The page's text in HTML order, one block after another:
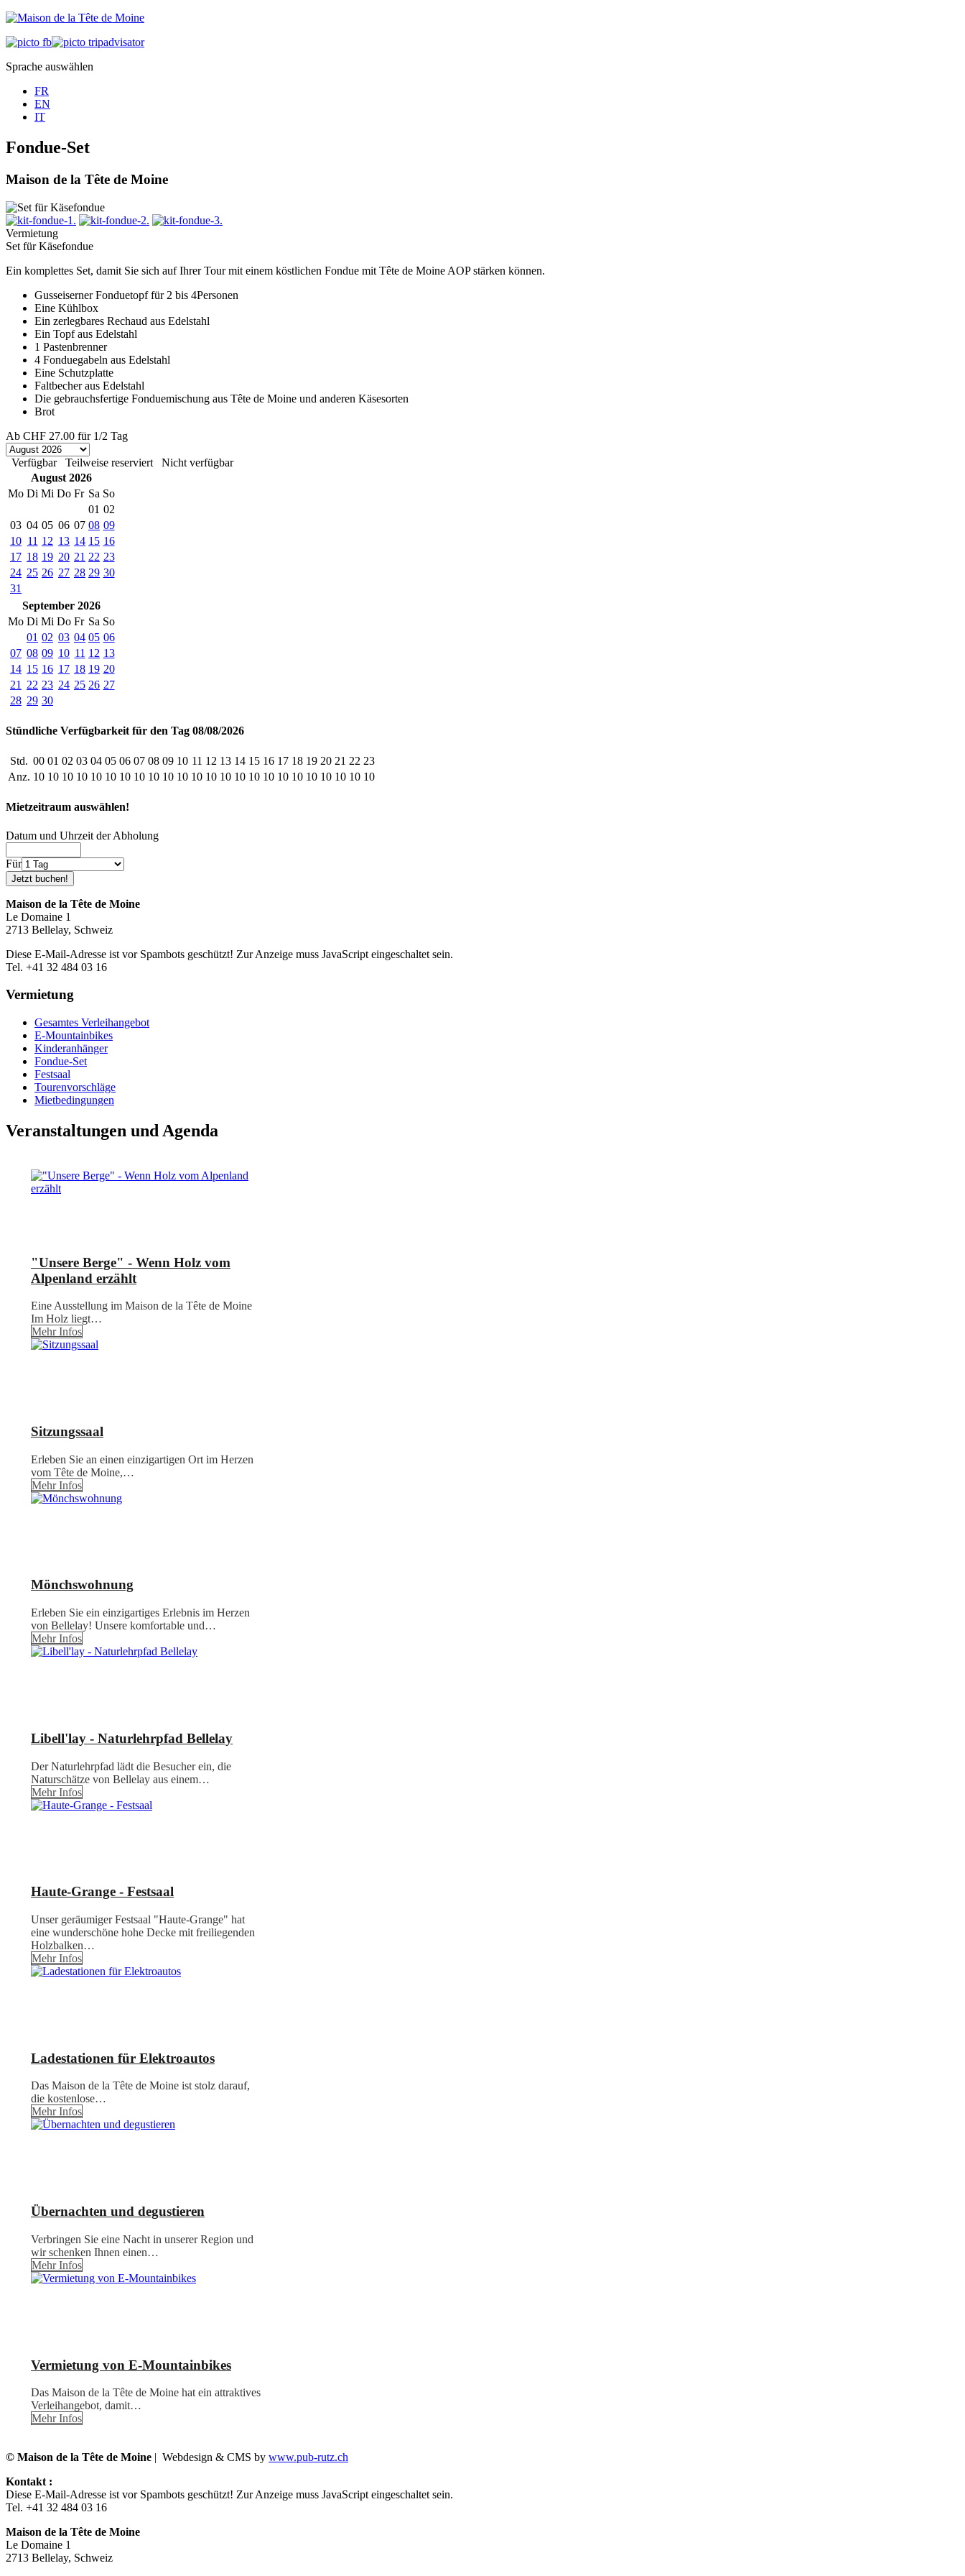
Sprache auswählen
FR
EN
IT
Fondue-Set
Maison de la Tête de Moine
Vermietung
Set für Käsefondue
Ein komplettes Set, damit Sie sich auf Ihrer Tour mit einem köstlichen Fondue mit Tête de Moine AOP stärken können.
Gusseiserner Fonduetopf für 2 bis 4Personen
Eine Kühlbox
Ein zerlegbares Rechaud aus Edelstahl
Ein Topf aus Edelstahl
1 Pastenbrenner
4 Fonduegabeln aus Edelstahl
Eine Schutzplatte
Faltbecher aus Edelstahl
Die gebrauchsfertige Fonduemischung aus Tête de Moine und anderen Käsesorten
Brot
Ab CHF 27.00 für 1/2 Tag
Verfügbar Teilweise reserviert
Nicht verfügbar
August 2026
Mo Di Mi Do Fr Sa So
01 02
03 04 05 06 07 08 09
10 11 12 13 14 15 16
17 18 19 20 21 22 23
24 25 26 27 28 29 30
31
September 2026
Mo Di Mi Do Fr Sa So
01 02 03 04 05 06
07 08 09 10 11 12 13
14 15 16 17 18 19 20
21
22 23 24 25 26 27
28 29 30
Stündliche Verfügbarkeit für den Tag 08/08/2026
Std. 00 01 02 03 04 05 06 07 08 09 10 11 12 13 14 15 16 17 18 19 20 21 22 23
Anz. 10 10 10 10 10 10 10 10 10 10 10 10 10 10 10 10 10 10 10 10 10 10 10 10
Mietzeitraum auswählen!
Datum und Uhrzeit der Abholung
Für
Maison de la Tête de Moine
Le Domaine 1
2713 Bellelay, Schweiz
Diese E-Mail-Adresse ist vor Spambots geschützt! Zur Anzeige muss JavaScript eingeschaltet sein.
Tel. +41 32 484 03 16
Vermietung
Gesamtes Verleihangebot
E-Mountainbikes
Kinderanhänger
Fondue-Set
Festsaal
Tourenvorschläge
Mietbedingungen
Veranstaltungen und Agenda
"Unsere Berge" - Wenn Holz vom
Alpenland erzählt
Eine Ausstellung im Maison de la Tête de Moine
Im Holz liegt…
Mehr Infos
Sitzungssaal
Erleben Sie an einen einzigartigen Ort im Herzen
vom Tête de Moine,…
Mehr Infos
Mönchswohnung
Erleben Sie ein einzigartiges Erlebnis im Herzen
von Bellelay! Unsere komfortable und…
Mehr Infos
Libell'lay - Naturlehrpfad Bellelay
Der Naturlehrpfad lädt die Besucher ein, die
Naturschätze von Bellelay aus einem…
Mehr Infos
Haute-Grange - Festsaal
Unser geräumiger Festsaal "Haute-Grange" hat
eine wunderschöne hohe Decke mit freiliegenden
Holzbalken…
Mehr Infos
Ladestationen für Elektroautos
Das Maison de la Tête de Moine ist stolz darauf,
die kostenlose…
Mehr Infos
Übernachten und degustieren
Verbringen Sie eine Nacht in unserer Region und
wir schenken Ihnen einen…
Mehr Infos
Vermietung von E-Mountainbikes
Das Maison de la Tête de Moine hat ein attraktives
Verleihangebot, damit…
Mehr Infos
© Maison de la Tête de Moine | Webdesign & CMS by www.pub-rutz.ch
Kontakt :
Diese E-Mail-Adresse ist vor Spambots geschützt! Zur Anzeige muss JavaScript eingeschaltet sein.
Tel. +41 32 484 03 16
Maison de la Tête de Moine
Le Domaine 1
2713 Bellelay, Schweiz